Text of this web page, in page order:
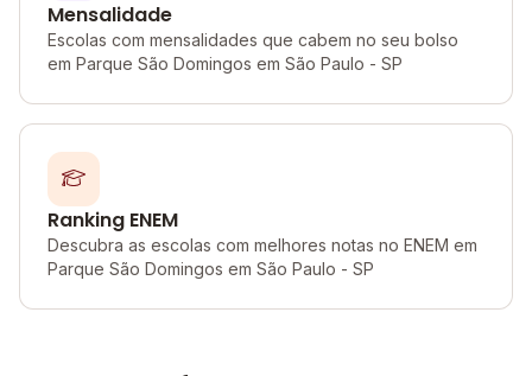
Mensalidade
Escolas com mensalidades que cabem no seu bolso
em Parque São Domingos em São Paulo - SP
Ranking ENEM
Descubra as escolas com melhores notas no ENEM em
Parque São Domingos em São Paulo - SP